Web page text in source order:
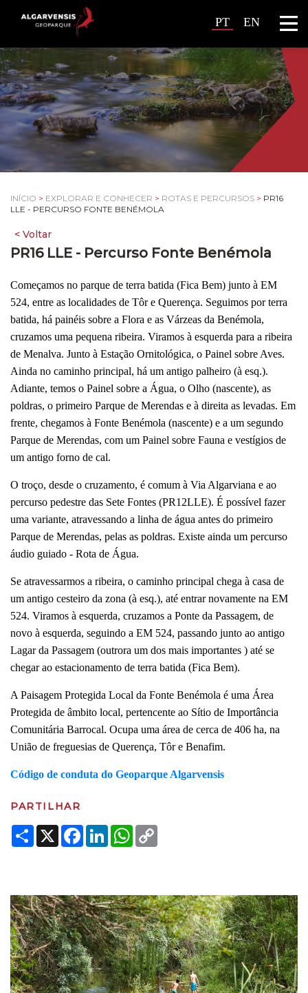
PT EN
INÍCIO > EXPLORAR E CONHECER > ROTAS E PERCURSOS > PR16
LLE - PERCURSO FONTE BENÉMOLA
PR16 LLE - Percurso Fonte Benémola
Começamos no parque de terra batida (Fica Bem) junto à EM
524, entre as localidades de Tôr e Querença. Seguimos por terra
batida, há painéis sobre a Flora e as Várzeas da Benémola,
cruzamos uma pequena ribeira. Viramos à esquerda para a ribeira
de Menalva. Junto à Estação Ornitológica, o Painel sobre Aves.
Ainda no caminho principal, há um antigo palheiro (à esq.).
Adiante, temos o Painel sobre a Água, o Olho (nascente), as
poldras, o primeiro Parque de Merendas e à direita as levadas. Em
frente, chegamos à Fonte Benémola (nascente) e a um segundo
Parque de Merendas, com um Painel sobre Fauna e vestígios de
um antigo forno de cal.
O troço, desde o cruzamento, é comum à Via Algarviana e ao
percurso pedestre das Sete Fontes (PR12LLE). É possível fazer
uma variante, atravessando a linha de água antes do primeiro
Parque de Merendas, pelas as poldras. Existe ainda um percurso
áudio guiado - Rota de Água.
Se atravessarmos a ribeira, o caminho principal chega à casa de
um antigo cesteiro da zona (à esq.), até entrar novamente na EM
524. Viramos à esquerda, cruzamos a Ponte da Passagem, de
novo à esquerda, seguindo a EM 524, passando junto ao antigo
Lagar da Passagem (outrora um dos mais importantes ) até se
chegar ao estacionamento de terra batida (Fica Bem).
A Paisagem Protegida Local da Fonte Benémola é uma Área
Protegida de âmbito local, pertencente ao Sítio de Importância
Comunitária Barrocal. Ocupa uma área de cerca de 406 ha, na
União de freguesias de Querença, Tôr e Benafim.
Código de conduta do Geoparque Algarvensis
PARTILHAR
Share
X Facebook
LinkedInWhatsApp